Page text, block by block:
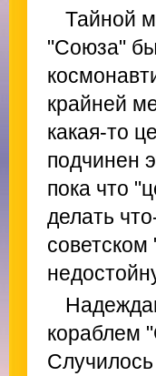
Тайной
"Союза"
крайней
какая-то
подчинен
пока что
делать
кораблем
Случилось